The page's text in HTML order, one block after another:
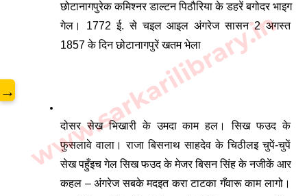
छोटानागपुरेक कमिश्नर डाल्टन पिठौरिया के डहरें बगोदर भाइग
गेल। 1772 ई. से चइल आइल अंगरेज सासन 2 अगस्त
1857 के दिन छोटानागपुरें खतम भेला
दोसर सेख भिखारी के उमदा काम हल। सिख फउद के
फुसलावे वाला। राजा बिसनाथ साहदेव के चिठीलइ चुपें-चुपें
सेख पहुँइच गेल सिख फउद के मेजर बिसन सिंह के नजीकें आर
कहल – अंगरेज सबके मदइत करा टाटका गँवारू काम लागो।
www.sarkarilibrary.in
→